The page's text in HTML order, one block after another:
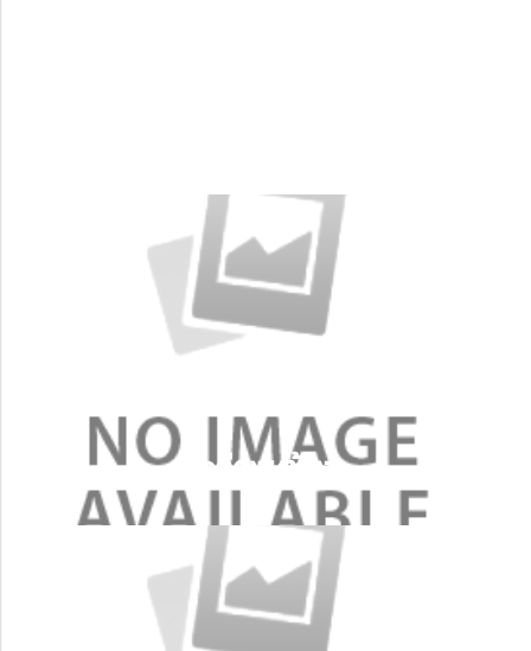
กล่องหูช้าง
รูปแบบกล่องไปรษณีย์พรีเมี่ยม มีความสวยงามใช้
งานง่าย เปิด-ปิดสะดวก ใช้สำหรับขนส่งทาง
กล่องที่มีหูจับในตัว เหมาะแก่การขายหน้าร้านให้